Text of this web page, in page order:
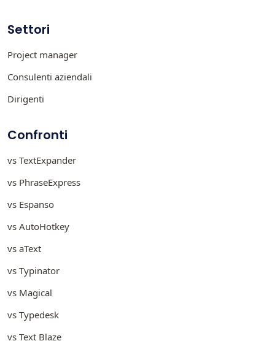
Settori
Project manager
Consulenti aziendali
Dirigenti
Confronti
vs TextExpander
vs PhraseExpress
vs Espanso
vs AutoHotkey
vs aText
vs Typinator
vs Magical
vs Typedesk
vs Text Blaze